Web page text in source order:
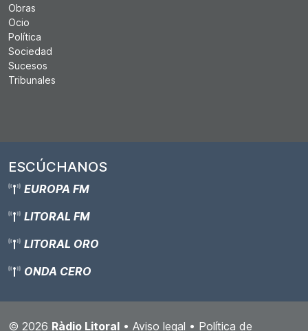
Obras
Ocio
Política
Sociedad
Sucesos
Tribunales
ESCÚCHANOS
EUROPA FM
LITORAL FM
LITORAL ORO
ONDA CERO
© 2026 Ràdio Litoral • Aviso legal • Política de